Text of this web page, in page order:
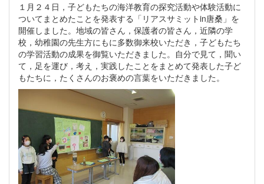
１月２４日，子どもたちの海洋教育の探究活動や体験活動に
ついてまとめたことを発表する「リアスサミットin唐桑」を
開催しました。地域の皆さん，保護者の皆さん，近隣の学
校，幼稚園の先生方にもに多数御来校いただき，子どもたち
の学習活動の成果を御覧いただきました。自分で見て，聞い
て，足を運び，考え，実践したことをまとめて発表した子ど
もたちに，たくさんのお褒めの言葉をいただきました。